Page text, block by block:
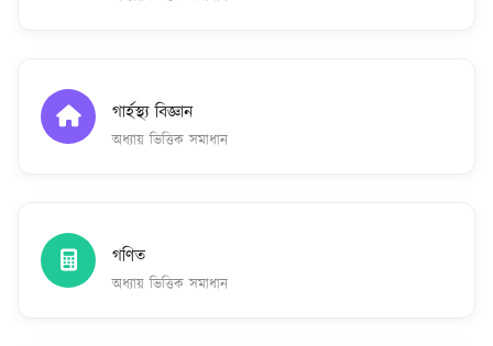
গার্হস্থ্য বিজ্ঞান
অধ্যায় ভিত্তিক সমাধান
গণিত
অধ্যায় ভিত্তিক সমাধান